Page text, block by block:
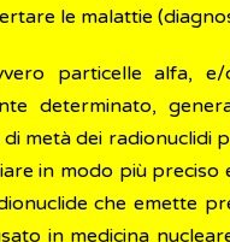
le malattie
particelle alfa,
determinato,
metà dei radionuclidi
in modo più
che emette
in medicina